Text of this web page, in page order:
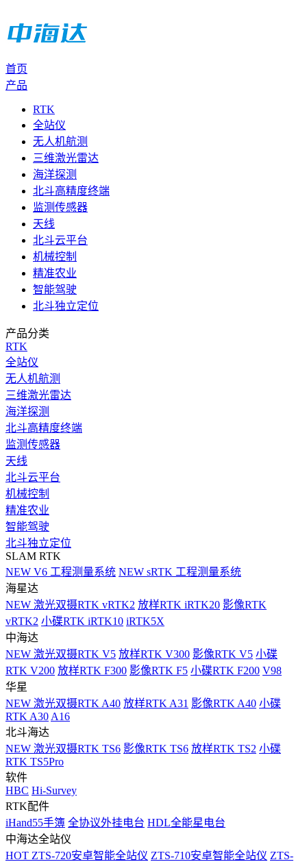
首页
产品
RTK
全站仪
无人机航测
三维激光雷达
海洋探测
北斗高精度终端
监测传感器
天线
北斗云平台
机械控制
精准农业
智能驾驶
北斗独立定位
产品分类
RTK
全站仪
无人机航测
三维激光雷达
海洋探测
北斗高精度终端
监测传感器
天线
北斗云平台
机械控制
精准农业
智能驾驶
北斗独立定位
SLAM RTK
NEW V6 工程测量系统 NEW sRTK 工程测量系统
海星达
NEW 激光双摄RTK vRTK2 放样RTK iRTK20 影像RTK
vRTK2 小碟RTK iRTK10 iRTK5X
中海达
NEW 激光双摄RTK V5 放样RTK V300 影像RTK V5 小碟
RTK V200 放样RTK F300 影像RTK F5 小碟RTK F200 V98
华星
NEW 激光双摄RTK A40 放样RTK A31 影像RTK A40 小碟
RTK A30 A16
北斗海达
NEW 激光双摄RTK TS6 影像RTK TS6 放样RTK TS2 小碟
RTK TS5Pro
软件
HBC Hi-Survey
RTK配件
iHand55手簿 全协议外挂电台 HDL全能星电台
中海达全站仪
HOT ZTS-720安卓智能全站仪 ZTS-710安卓智能全站仪 ZTS-